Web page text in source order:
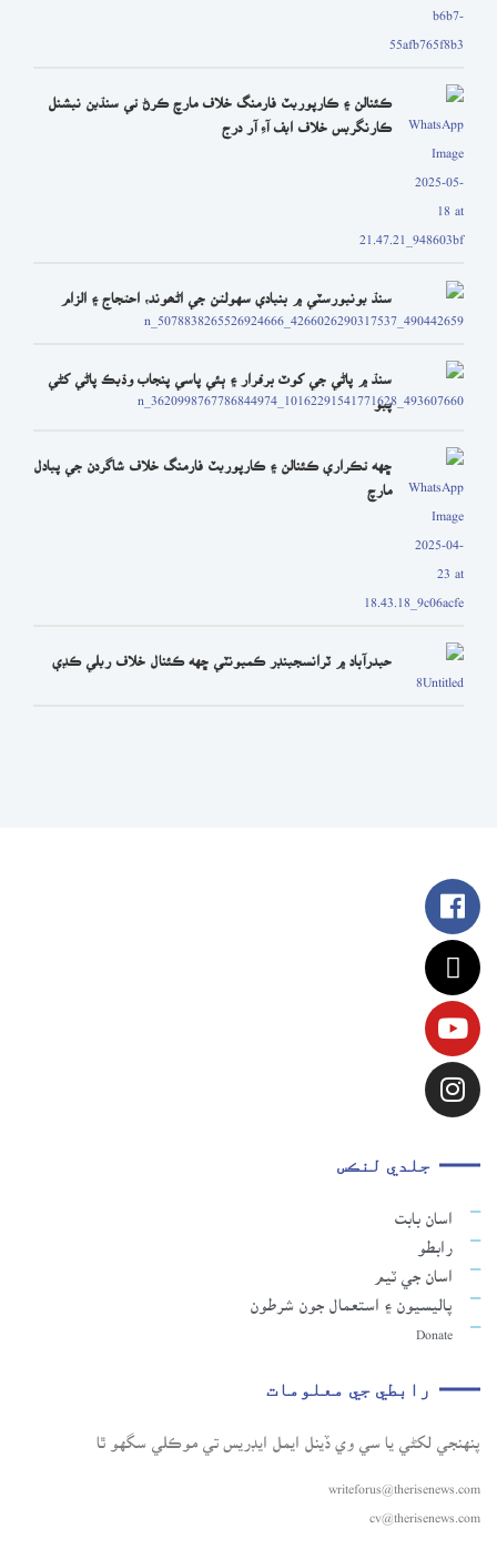
ڪئنالن ۽ ڪارپوريٽ فارمنگ خلاف مارچ ڪرڻ تي سنڌين نيشنل
ڪارنگريس خلاف ايف آءِ آر درج
سنڌ يونيورسٽي ۾ بنيادي سهولتن جي اڻھوند، احتجاج ۽ الزام
سنڌ ۾ پاڻي جي کوٽ برقرار ۽ ٻئي پاسي پنجاب وڌيڪ پاڻي کڻي
پيو
ڇهه تڪراري ڪئنالن ۽ ڪارپوريٽ فارمنگ خلاف شاگردن جي پيادل
مارچ
حيدرآباد ۾ ٽرانسجينڊر ڪميونٽي ڇهه ڪئنال خلاف ريلي ڪڍي
جلدي لنڪس
اسان بابت
رابطو
اسان جي ٽيم
پاليسيون ۽ استعمال جون شرطون
رابطي جي معلومات
پنهنجي لکڻي يا سي وي ڏينل ايمل ايڊريس تي موڪلي سگهو ٿا